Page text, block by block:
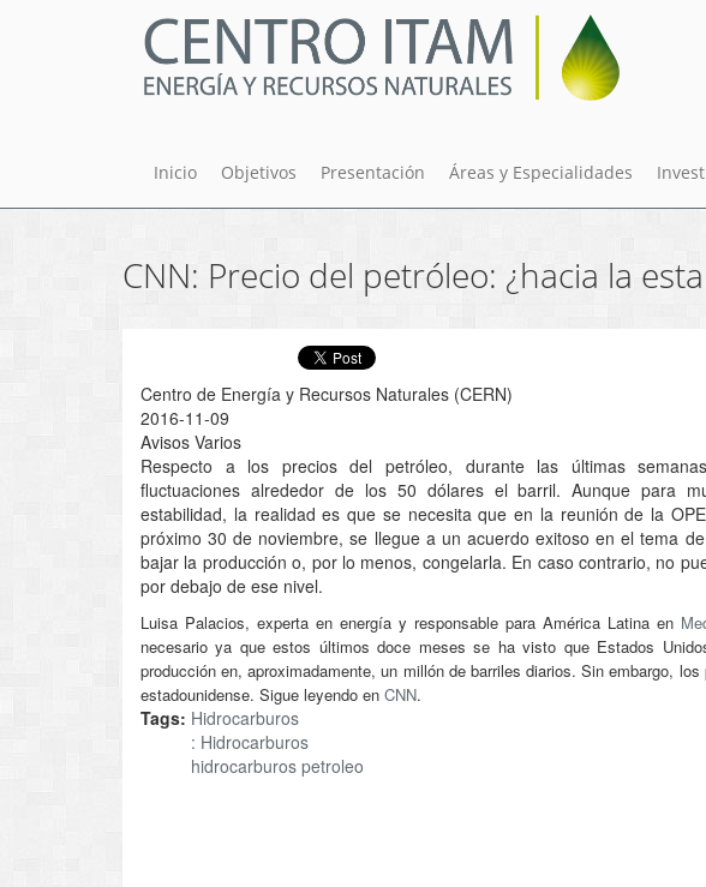
Inicio Objetivos Presentación Áreas y Especialidades
CNN: Precio del petróleo: ¿hacia la
Centro de Energía y Recursos Naturales (CERN)
2016-11-09
Avisos Varios
Respecto a los precios del petróleo, durante las últimas
fluctuaciones alrededor de los 50 dólares el barril. Aunque para
estabilidad, la realidad es que se necesita que en la reunión de la
próximo 30 de noviembre, se llegue a un acuerdo exitoso en el tema
bajar la producción o, por lo menos, congelarla. En caso contrario, no
por debajo de ese nivel.
Luisa Palacios, experta en energía y responsable para América Latina en
necesario ya que estos últimos doce meses se ha visto que Estados
producción en, aproximadamente, un millón de barriles diarios. Sin embargo,
estadounidense. Sigue leyendo en CNN.
Tags: Hidrocarburos
: Hidrocarburos
hidrocarburos petroleo